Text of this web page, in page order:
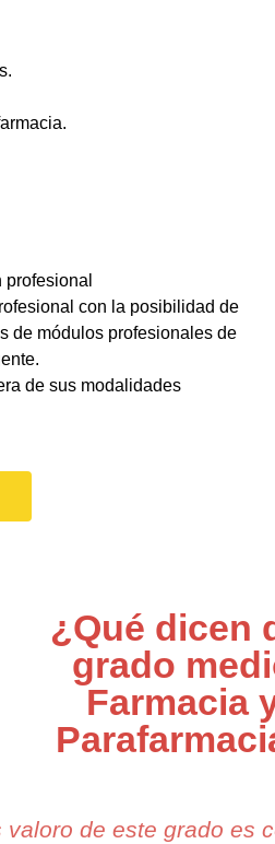
con la posibilidad de
de módulos profesionales de
de sus modalidades
¿Qué dicen
grado
Farmacia
valoro de este grado es